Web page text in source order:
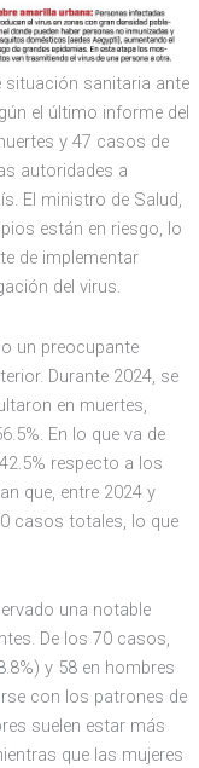
situación sanitaria ante
el último informe del
y 47 casos de
autoridades a
El ministro de Salud,
están en riesgo, lo
de implementar
del virus.
un preocupante
Durante 2024, se
en muertes,
En lo que va de
respecto a los
que, entre 2024 y
casos totales, lo que
una notable
De los 70 casos,
y 58 en hombres
con los patrones de
suelen estar más
que las mujeres